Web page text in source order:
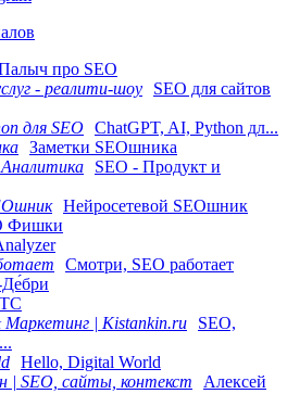
про SEO
SEO для сайтов
ChatGPT, AI, Python дл...
Заметки SEOшника
SEO - Продукт и
Нейросетевой SEOшник
Фишки
Смотри, SEO работает
SEO,
Hello, Digital World
Алексей